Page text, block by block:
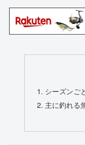
シーズンご
主に釣れる